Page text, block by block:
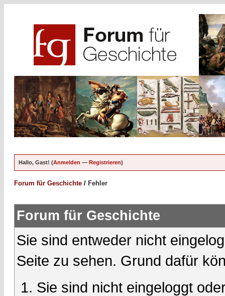
Hallo, Gast! (Anmelden — Registrieren)
Forum für Geschichte / Fehler
Forum für Geschichte
Sie sind entweder nicht
Seite zu sehen. Grund dafür
Sie sind nicht eingeloggt